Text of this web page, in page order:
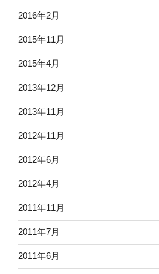
2016年2月
2015年11月
2015年4月
2013年12月
2013年11月
2012年11月
2012年6月
2012年4月
2011年11月
2011年7月
2011年6月